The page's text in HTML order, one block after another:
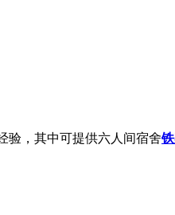
验，其中可提供六人间宿舍